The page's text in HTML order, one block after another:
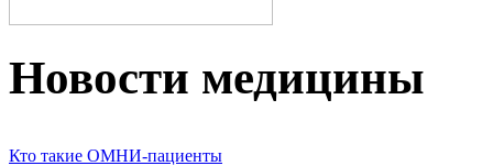
Новости медицины
Кто такие ОМНИ-пациенты